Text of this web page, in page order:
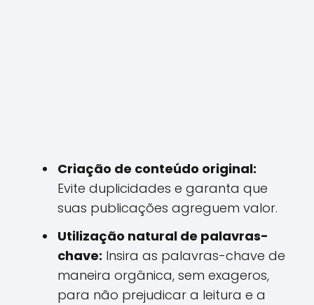
Criação de conteúdo original:
Evite duplicidades e garanta que
suas publicações agreguem valor.
Utilização natural de palavras-
chave: Insira as palavras-chave de
maneira orgânica, sem exageros,
para não prejudicar a leitura e a